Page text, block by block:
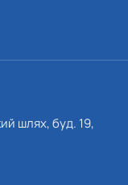
шлях, буд. 19,